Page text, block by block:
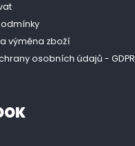
výměna zboží
osobních údajů - GDPR